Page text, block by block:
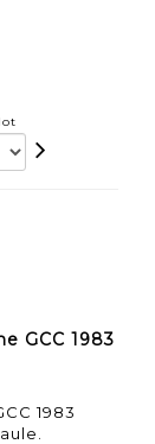
GCC 1983
1983